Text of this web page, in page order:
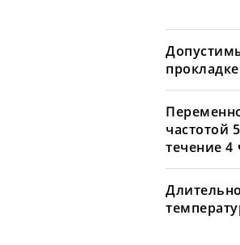
частотой
течение 4